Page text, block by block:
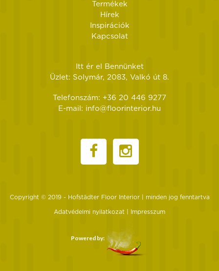
Termékek
Hírek
Inspirációk
Kapcsolat
Itt ér el Bennünket
Üzlet: Solymár, 2083, Valkó út 8.
Telefonszám: +36 20 446 9277
E-mail: info@floorinterior.hu
Copyright © 2019 - Hofstädter Floor Interior | minden jog fenntartva
Adatvédelmi nyilatkozat Impresszum
Powered by: